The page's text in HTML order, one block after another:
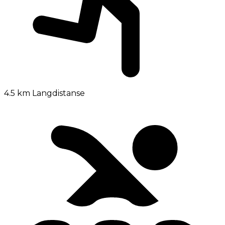
4.5 km Langdistanse